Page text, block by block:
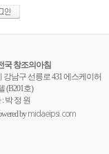
국 창조의아침
남구 선릉로 431 에스케이허
(B201호)
박 정 원
bymidaeipsi.com